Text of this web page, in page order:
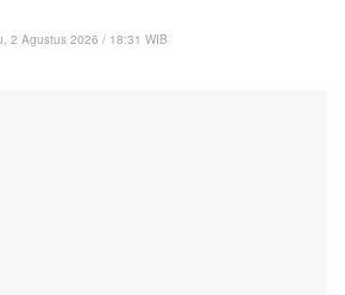
2 Agustus 2026 / 18:31 WIB